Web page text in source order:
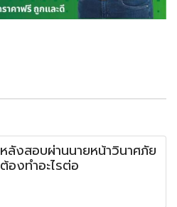
หลังสอบผ่านนายหน้าวินาศภัย
ต้องทำอะไรต่อ